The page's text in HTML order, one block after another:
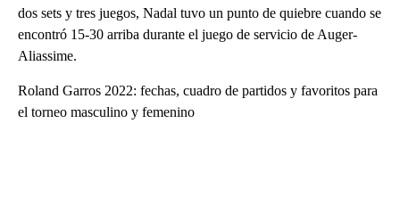
dos sets y tres juegos, Nadal tuvo un punto de quiebre cuando se
encontró 15-30 arriba durante el juego de servicio de Auger-
Aliassime.
Roland Garros 2022: fechas, cuadro de partidos y favoritos para
el torneo masculino y femenino